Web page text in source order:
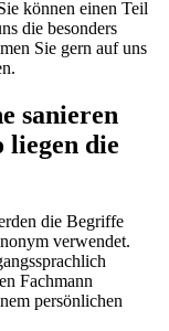
können einen Teil
die besonders
Sie gern auf uns
sanieren
liegen die
die Begriffe
verwendet.
Fachmann
persönlichen